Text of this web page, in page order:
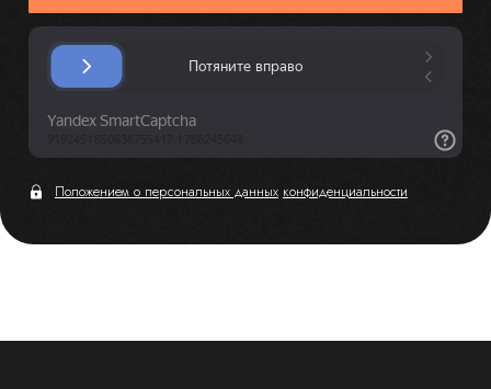
Положением о персональных данных конфиденциальности